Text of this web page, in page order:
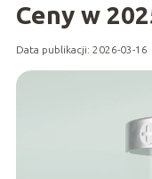
Ceny w
Data publikacji: 2026-03-16